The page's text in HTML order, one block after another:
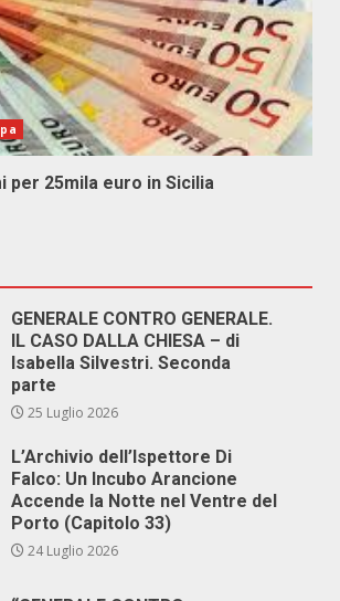
per 25mila euro in Sicilia
GENERALE CONTRO GENERALE.
IL CASO DALLA CHIESA – di
Isabella Silvestri. Seconda
parte
25 Luglio 2026
L’Archivio dell’Ispettore Di
Falco: Un Incubo Arancione
Accende la Notte nel Ventre del
Porto (Capitolo 33)
24 Luglio 2026